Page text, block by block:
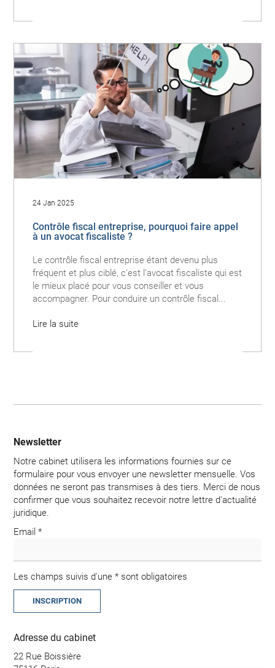
Contrôle fiscal entreprise, pourquoi faire appel
à un avocat fiscaliste ?
Le contrôle fiscal entreprise étant devenu plus
fréquent et plus ciblé, c’est l’avocat fiscaliste qui est
le mieux placé pour vous conseiller et vous
accompagner. Pour conduire un contrôle fiscal...
Lire la suite
24 Jan 2025
Newsletter
Notre cabinet utilisera les informations fournies sur ce
formulaire pour vous envoyer une newsletter mensuelle. Vos
données ne seront pas transmises à des tiers. Merci de nous
confirmer que vous souhaitez recevoir notre lettre d'actualité
juridique.
Email *
Les champs suivis d'une * sont obligatoires
Adresse du cabinet
22 Rue Boissière